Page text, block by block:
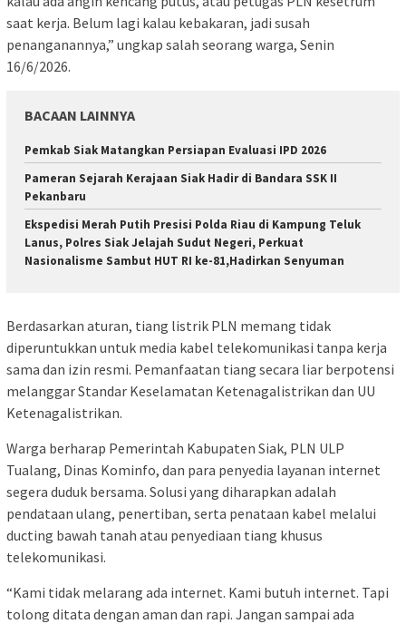
saat kerja. Belum lagi kalau kebakaran, jadi susah
penanganannya,” ungkap salah seorang warga, Senin
16/6/2026.
BACAAN LAINNYA
Pemkab Siak Matangkan Persiapan Evaluasi IPD 2026
Pameran Sejarah Kerajaan Siak Hadir di Bandara SSK II
Pekanbaru
Ekspedisi Merah Putih Presisi Polda Riau di Kampung Teluk
Lanus, Polres Siak Jelajah Sudut Negeri, Perkuat
Nasionalisme Sambut HUT RI ke-81,Hadirkan Senyuman
Berdasarkan aturan, tiang listrik PLN memang tidak
diperuntukkan untuk media kabel telekomunikasi tanpa kerja
sama dan izin resmi. Pemanfaatan tiang secara liar berpotensi
melanggar Standar Keselamatan Ketenagalistrikan dan UU
Ketenagalistrikan.
Warga berharap Pemerintah Kabupaten Siak, PLN ULP
Tualang, Dinas Kominfo, dan para penyedia layanan internet
segera duduk bersama. Solusi yang diharapkan adalah
pendataan ulang, penertiban, serta penataan kabel melalui
ducting bawah tanah atau penyediaan tiang khusus
telekomunikasi.
“Kami tidak melarang ada internet. Kami butuh internet. Tapi
tolong ditata dengan aman dan rapi. Jangan sampai ada